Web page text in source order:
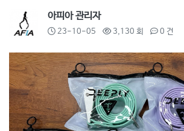
아피아 관리자
23-10-05 3,130 회 0 건